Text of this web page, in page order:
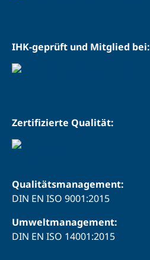
IHK-geprüft und Mitglied bei:
Zertifizierte Qualität:
Qualitätsmanagement:
DIN EN ISO 9001:2015
Umweltmanagement:
DIN EN ISO 14001:2015